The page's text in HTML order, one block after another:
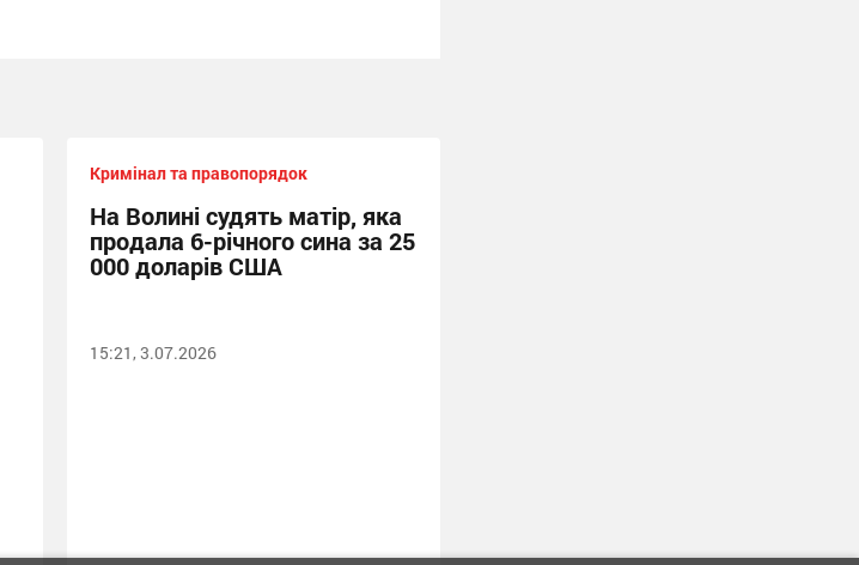
Кримінал та правопорядок
На Волині судять матір, яка
продала 6-річного сина за 25
000 доларів США
15:21, 3.07.2026